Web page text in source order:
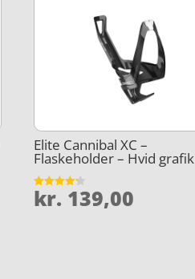
Elite Cannibal XC –
Flaskeholder – Hvid grafik
Vurderet
4.2
kr. 139,00